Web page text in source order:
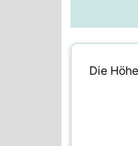
Die